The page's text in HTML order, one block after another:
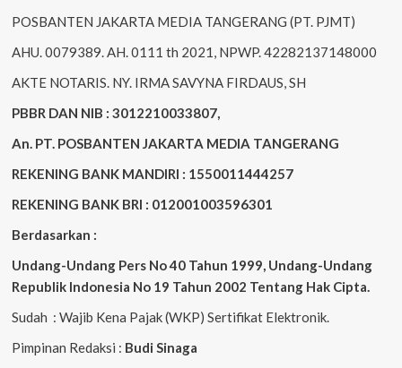
POSBANTEN JAKARTA MEDIA TANGERANG (PT. PJMT)
AHU. 0079389. AH. 0111 th 2021, NPWP. 42282137148000
AKTE NOTARIS. NY. IRMA SAVYNA FIRDAUS, SH
PBBR DAN NIB : 3012210033807,
An. PT. POSBANTEN JAKARTA MEDIA TANGERANG
REKENING BANK MANDIRI : 1550011444257
REKENING BANK BRI : 012001003596301
Berdasarkan :
Undang-Undang Pers No 40 Tahun 1999, Undang-Undang
Republik Indonesia No 19 Tahun 2002 Tentang Hak Cipta
Sudah : Wajib Kena Pajak (WKP) Sertifikat Elektronik.
Pimpinan Redaksi : Budi Sinaga